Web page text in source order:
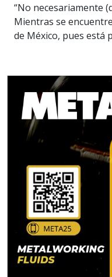
“No necesariamente
Mientras se
de México, pues está